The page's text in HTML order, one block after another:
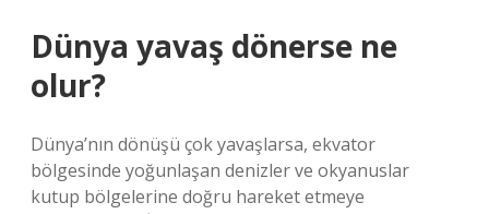
Dünya yavaş dönerse ne
olur?
Dünya’nın dönüşü çok yavaşlarsa, ekvator
bölgesinde yoğunlaşan denizler ve okyanuslar
kutup bölgelerine doğru hareket etmeye